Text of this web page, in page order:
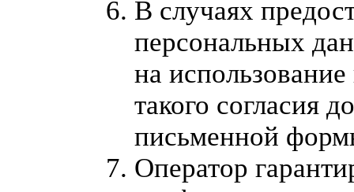
В случаях
персональных
на
такого согласия
письменной
Оператор